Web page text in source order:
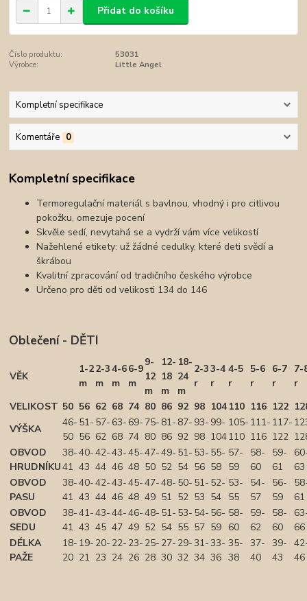
Přidat do košíku
Číslo produktu:
53031
Výrobce:
Little Angel
Kompletní specifikace
Komentáře 0
Kompletní specifikace
Termoregulační materiál s bavlnou, vhodný i pro citlivou
pokožku, omezuje pocení
Skvěle sedí, nevytahá se a vydrží vám více velikostí
Nažehlené etikety: už žádné cedulky, které deti svědí a
škrábou
Kvalitní zpracování od tradičního českého výrobce
Určeno pro děti od velikosti 134 do 146
Oblečení - DĚTI
VĚK
1-2
m
2-3
m
4-6
m
6-9
m
9-
12
m
12-
18
m
18-
24
m
2-3
r
3-4
r
4-5
r
5-6
r
6-7
r
7-
r
VELIKOST 50 56 62 68 74 80 86 92 98 104 110 116 122
VÝŠKA
46-
50
51-
56
57-
62
63-
68
69-
74
75-
80
81-
86
87-
92
93-
98
99-
104
105-
110
111-
116
117-
122
OBVOD
HRUDNÍKU
38-
41
40-
43
42-
44
43-
46
45-
48
47-
50
49-
52
51-
54
53-
56
55-
58
57-
59
58-
60
59-
61
63
OBVOD
PASU
38-
41
40-
43
42-
44
43-
46
45-
48
47-
49
48-
51
50-
52
51-
53
52-
54
53-
55
54-
57
56-
59
61
OBVOD
SEDU
38-
41
41-
43
43-
45
44-
47
46-
49
48-
52
51-
54
53-
55
54-
57
56-
59
58-
60
59-
62
58-
60
66
DÉLKA
PAŽE
18-
20
19-
21
20-
23
22-
24
23-
26
25-
28
27-
30
29-
32
31-
34
33-
36
35-
38
37-
40
39-
43
46